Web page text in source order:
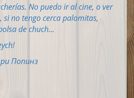
No puedo ir al cine, o ver
si no tengo cerca palomitas,
de chuch...
Попинз